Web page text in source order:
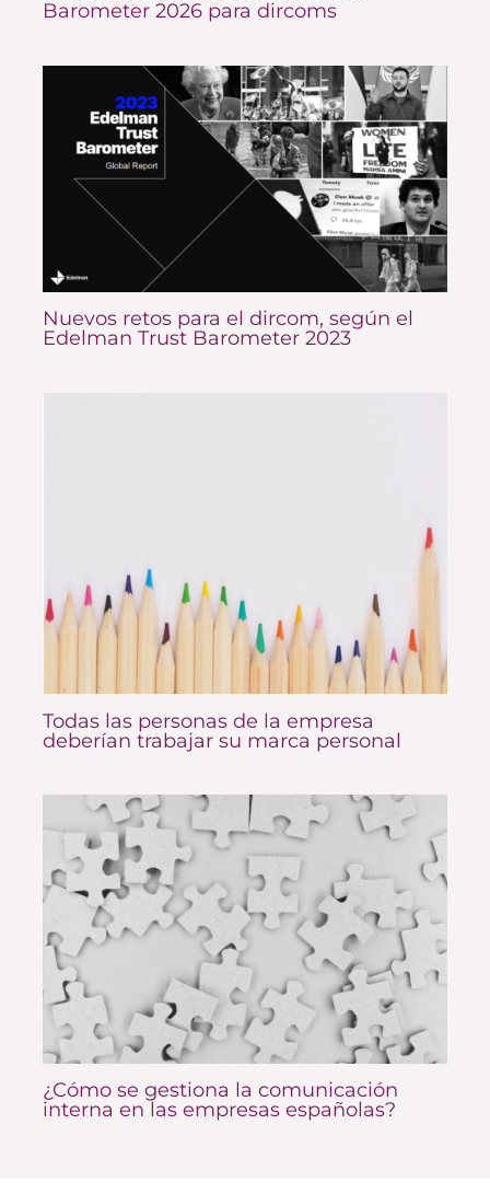
Barometer 2026 para dircoms
Nuevos retos para el dircom, según el
Edelman Trust Barometer 2023
Todas las personas de la empresa
deberían trabajar su marca personal
¿Cómo se gestiona la comunicación
interna en las empresas españolas?